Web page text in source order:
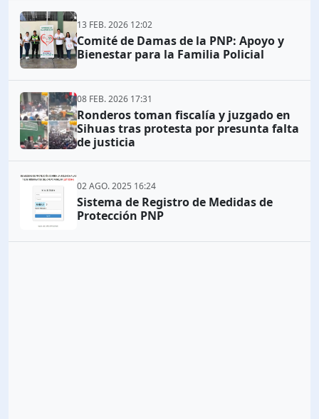
13 FEB. 2026 12:02
Comité de Damas de la PNP: Apoyo y
Bienestar para la Familia Policial
08 FEB. 2026 17:31
Ronderos toman fiscalía y juzgado en
Sihuas tras protesta por presunta falta
de justicia
02 AGO. 2025 16:24
Sistema de Registro de Medidas de
Protección PNP